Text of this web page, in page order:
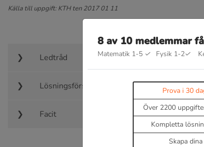
Källa till uppgift: KTH ten 2017 01 11
Ledtråd
Lösningsförslag
Facit
8 av 10 medlemmar
Matematik 1-5 ✓ Fysik 1-2✓
Prova i 30
Över 2200
Kompletta
Skapa